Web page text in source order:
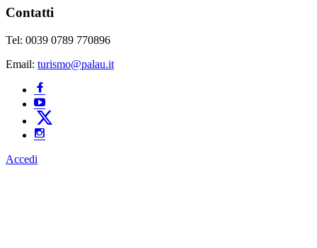
Contatti
Tel: 0039 0789 770896
Email: turismo@palau.it
Accedi